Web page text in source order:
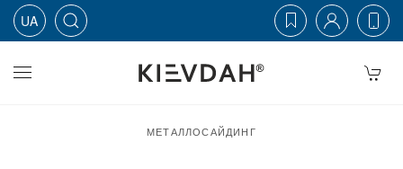
Skip to main content
UA
МЕТАЛЛОСАЙДИНГ